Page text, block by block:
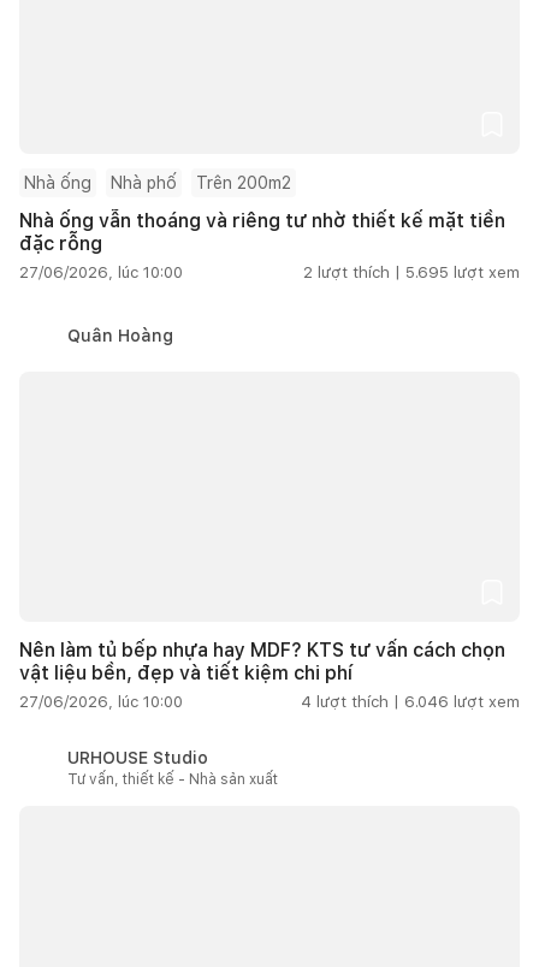
Nhà ống Nhà phố Trên 200m2
Nhà ống vẫn thoáng và riêng tư nhờ thiết kế mặt tiền
đặc rỗng
27/06/2026, lúc 10:00 2 lượt thích | 5.695 lượt xem
Quân Hoàng
Nên làm tủ bếp nhựa hay MDF? KTS tư vấn cách chọn
vật liệu bền, đẹp và tiết kiệm chi phí
27/06/2026, lúc 10:00 4 lượt thích | 6.046 lượt xem
URHOUSE Studio
Tư vấn, thiết kế - Nhà sản xuất